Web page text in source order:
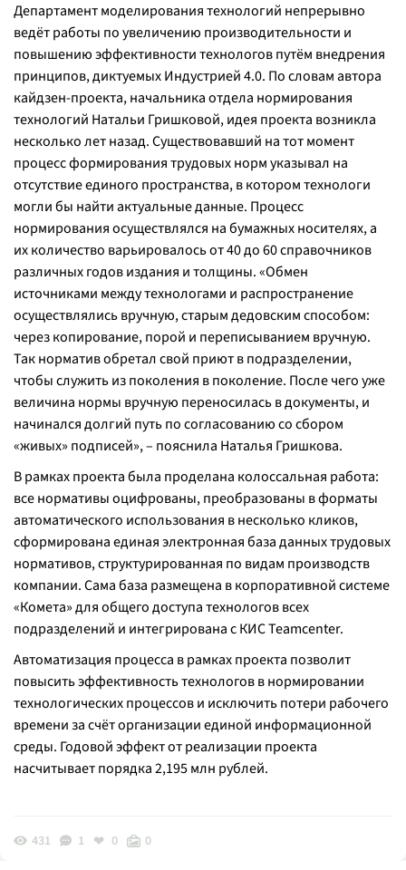
Департамент моделирования технологий непрерывно
ведёт работы по увеличению производительности и
повышению эффективности технологов путём внедрения
принципов, диктуемых Индустрией 4.0. По словам автора
кайдзен-проекта, начальника отдела нормирования
технологий Натальи Гришковой, идея проекта возникла
несколько лет назад. Существовавший на тот момент
процесс формирования трудовых норм указывал на
отсутствие единого пространства, в котором технологи
могли бы найти актуальные данные. Процесс
нормирования осуществлялся на бумажных носителях, а
их количество варьировалось от 40 до 60 справочников
различных годов издания и толщины. «Обмен
источниками между технологами и распространение
осуществлялись вручную, старым дедовским способом:
через копирование, порой и переписыванием вручную.
Так норматив обретал свой приют в подразделении,
чтобы служить из поколения в поколение. После чего уже
величина нормы вручную переносилась в документы, и
начинался долгий путь по согласованию со сбором
«живых» подписей», – пояснила Наталья Гришкова.
В рамках проекта была проделана колоссальная работа:
все нормативы оцифрованы, преобразованы в форматы
автоматического использования в несколько кликов,
сформирована единая электронная база данных трудовых
нормативов, структурированная по видам производств
компании. Сама база размещена в корпоративной системе
«Комета» для общего доступа технологов всех
подразделений и интегрирована с КИС Teamcenter.
Автоматизация процесса в рамках проекта позволит
повысить эффективность технологов в нормировании
технологических процессов и исключить потери рабочего
времени за счёт организации единой информационной
среды. Годовой эффект от реализации проекта
насчитывает порядка 2,195 млн рублей.
431 1 0 0